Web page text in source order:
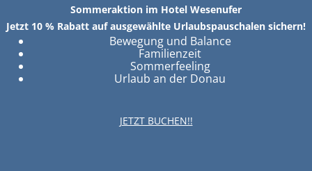
Sommeraktion im Hotel Wesenufer
Jetzt 10 % Rabatt auf ausgewählte Urlaubspauschalen sichern!
Bewegung und Balance
Familienzeit
Sommerfeeling
Urlaub an der Donau
JETZT BUCHEN!!